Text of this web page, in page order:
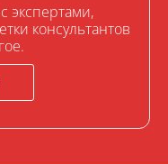
экспертами,
консультантов